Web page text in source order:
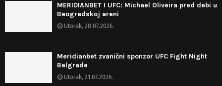
MERIDIANBET I UFC: Michael Oliveira pred debi u
Beogradskoj areni
Utorak, 28.07.2026.
Meridianbet zvanični sponzor UFC Fight Night
Belgrade
Utorak, 21.07.2026.